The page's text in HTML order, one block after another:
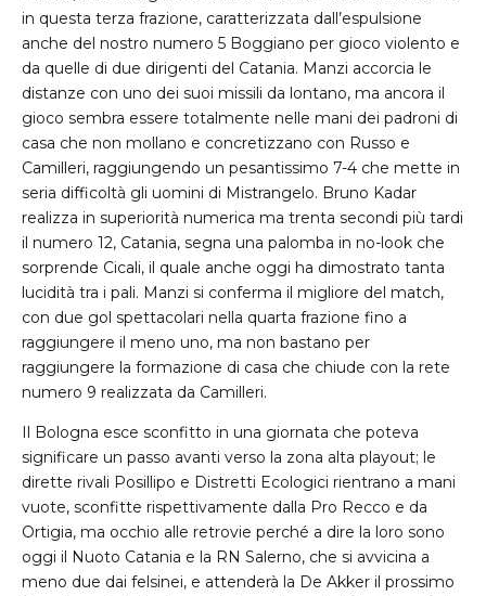
in questa terza frazione, caratterizzata dall’espulsione
anche del nostro numero 5 Boggiano per gioco violento e
da quelle di due dirigenti del Catania. Manzi accorcia le
distanze con uno dei suoi missili da lontano, ma ancora il
gioco sembra essere totalmente nelle mani dei padroni di
casa che non mollano e concretizzano con Russo e
Camilleri, raggiungendo un pesantissimo 7-4 che mette in
seria difficoltà gli uomini di Mistrangelo. Bruno Kadar
realizza in superiorità numerica ma trenta secondi più tardi
il numero 12, Catania, segna una palomba in no-look che
sorprende Cicali, il quale anche oggi ha dimostrato tanta
lucidità tra i pali. Manzi si conferma il migliore del match,
con due gol spettacolari nella quarta frazione fino a
raggiungere il meno uno, ma non bastano per
raggiungere la formazione di casa che chiude con la rete
numero 9 realizzata da Camilleri.
Il Bologna esce sconfitto in una giornata che poteva
significare un passo avanti verso la zona alta playout; le
dirette rivali Posillipo e Distretti Ecologici rientrano a mani
vuote, sconfitte rispettivamente dalla Pro Recco e da
Ortigia, ma occhio alle retrovie perché a dire la loro sono
oggi il Nuoto Catania e la RN Salerno, che si avvicina a
meno due dai felsinei, e attenderà la De Akker il prossimo